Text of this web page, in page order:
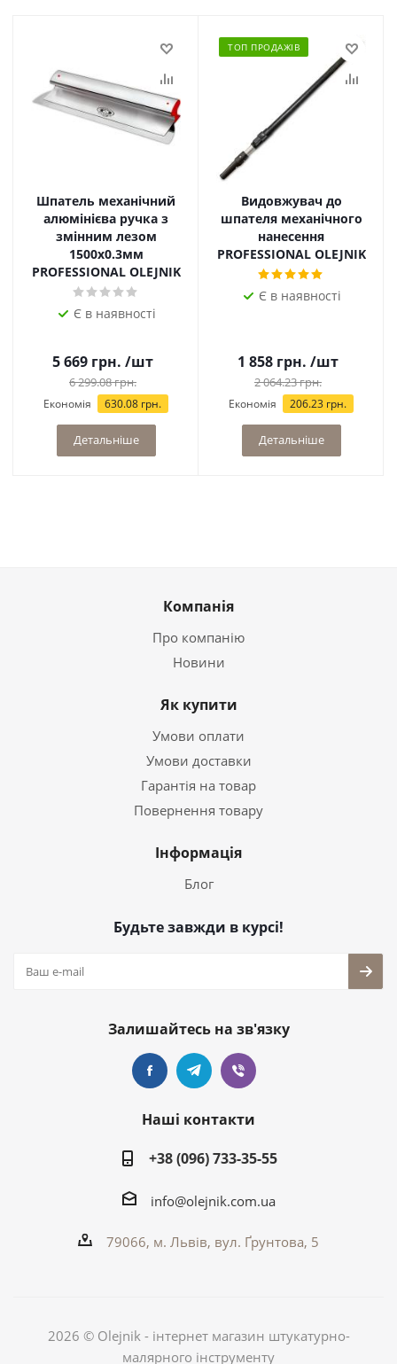
Шпатель механічний
алюмінієва ручка з
змінним лезом
1500х0.3мм
PROFESSIONAL OLEJNIK
Є в наявності
5 669 грн. /шт
6 299.08грн.
Економія 630.08 грн.
Детальніше
ТОП ПРОДАЖІВ
Видовжувач до
шпателя механічного
нанесення
PROFESSIONAL OLEJNIK
Є в наявності
1 858 грн. /шт
2 064.23грн.
Економія 206.23 грн.
Детальніше
Компанія
Про компанію
Новини
Як купити
Умови оплати
Умови доставки
Гарантія на товар
Повернення товару
Інформація
Блог
Будьте завжди в курсі!
Залишайтесь на зв'язку
Наші контакти
+38 (096) 733-35-55
info@olejnik.com.ua
79066, м. Львів, вул. Ґрунтова, 5
2026 © Olejnik - інтернет магазин штукатурно-
малярного інструменту